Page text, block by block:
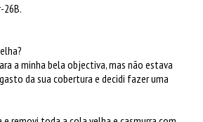
a minha bela objectiva, mas não estava
da sua cobertura e decidi fazer uma